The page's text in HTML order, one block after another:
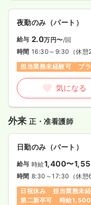
夜勤のみ（パート）
給与 2.0万円〜/回
時間 16:30～9:30 （休憩
担当業務未経験可
ブ
気になる
外来正・准看護師
日勤のみ（パート）
給与 時給1,400〜
時間 8:30～17:30 （休憩
日祝休み
担当業務未
第二新卒可
時給